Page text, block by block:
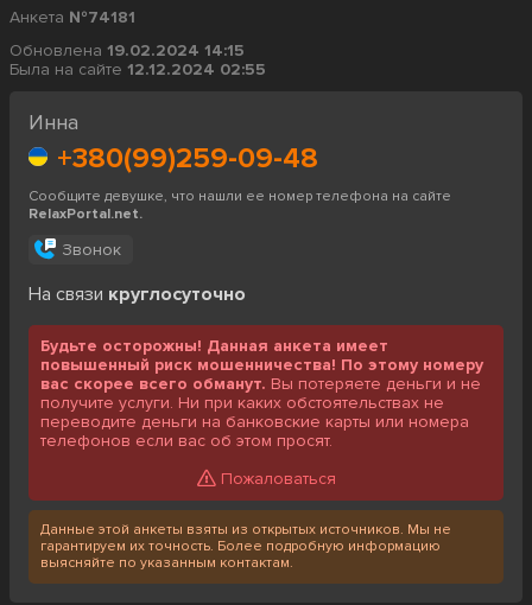
Анкета №74181
Обновлена 19.02.2024 14:15
Была на сайте 12.12.2024 02:55
Инна
+380(99)259-09-48
Сообщите девушке, что нашли ее номер телефона на сайте
RelaxPortal.net.
Звонок
На связи круглосуточно
Будьте осторожны! Данная анкета имеет
повышенный риск мошенничества! По этому номеру
вас скорее всего обманут. Вы потеряете деньги и не
получите услуги. Ни при каких обстоятельствах не
переводите деньги на банковские карты или номера
телефонов если вас об этом просят.
Пожаловаться
Данные этой анкеты взяты из открытых источников. Мы не
гарантируем их точность. Более подробную информацию
выясняйте по указанным контактам.